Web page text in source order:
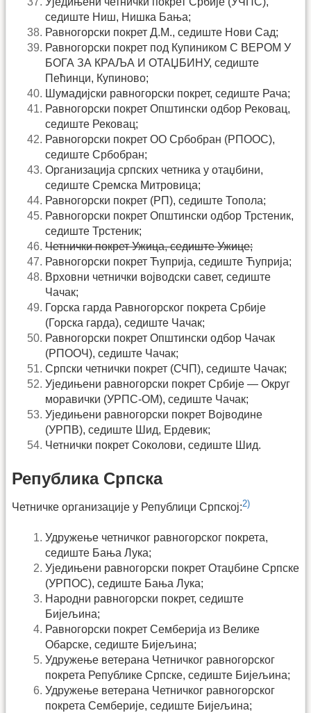
седиште Ниш, Нишка Бања;
Равногорски покрет Д.М., седиште Нови Сад;
Равногорски покрет под Купиником С ВЕРОМ У
БОГА ЗА КРАЉА И ОТАЏБИНУ, седиште
Пећинци, Купиново;
Шумадијски равногорски покрет, седиште Рача;
Равногорски покрет Општински одбор Рековац,
седиште Рековац;
Равногорски покрет ОО Србобран (РПООС),
седиште Србобран;
Организација српских четника у отаџбини,
седиште Сремска Митровица;
Равногорски покрет (РП), седиште Топола;
Равногорски покрет Општински одбор Трстеник,
седиште Трстеник;
Четнички покрет Ужица, седиште Ужице;
Равногорски покрет Ћуприја, седиште Ћуприја;
Врховни четнички војводски савет, седиште
Чачак;
Горска гарда Равногорског покрета Србије
(Горска гарда), седиште Чачак;
Равногорски покрет Општински одбор Чачак
(РПООЧ), седиште Чачак;
Српски четнички покрет (СЧП), седиште Чачак;
Уједињени равногорски покрет Србије — Округ
моравички (УРПС-ОМ), седиште Чачак;
Уједињени равногорски покрет Војводине
(УРПВ), седиште Шид, Ердевик;
Четнички покрет Соколови, седиште Шид.
Република Српска
Четничке организације у Републици Српској:2)
Удружење четничког равногорског покрета,
седиште Бања Лука;
Уједињени равногорски покрет Отаџбине Српске
(УРПОС), седиште Бања Лука;
Народни равногорски покрет, седиште
Бијељина;
Равногорски покрет Семберија из Велике
Обарске, седиште Бијељина;
Удружење ветерана Четничког равногорског
покрета Републике Српске, седиште Бијељина;
Удружење ветерана Четничког равногорског
покрета Семберије, седиште Бијељина;